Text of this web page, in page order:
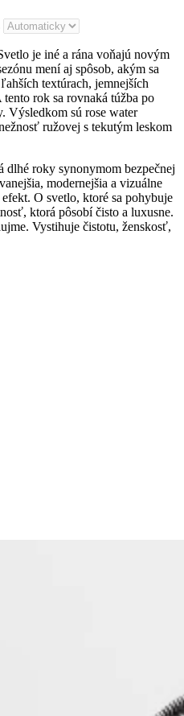
je iné a rána voňajú novým
mení aj spôsob, akým sa
textúrach, jemnejších
rok sa rovnaká túžba po
Výsledkom sú rose water
ružovej s tekutým leskom
dlhé roky synonymom bezpečnej
modernejšia a vizuálne
O svetlo, ktoré sa pohybuje
ktorá pôsobí čisto a luxusne.
Vystihuje čistotu, ženskosť,